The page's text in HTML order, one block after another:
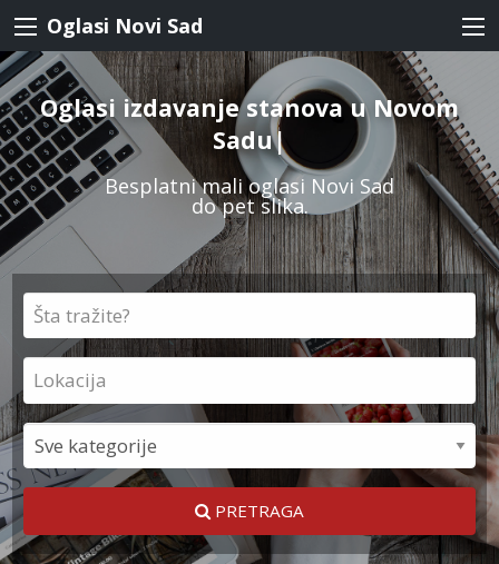
Oglasi Novi Sad
Oglasi izdavanje stanova u Novom
Sadu|
Besplatni mali oglasi Novi Sad
do pet slika.
PRETRAGA